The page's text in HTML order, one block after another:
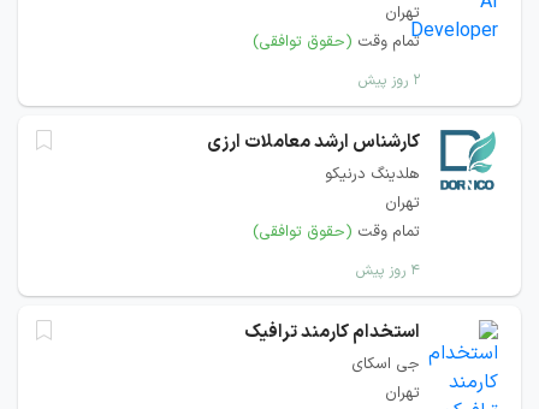
تهران
تمام وقت (حقوق توافقی)
۲ روز پیش
کارشناس ارشد معاملات ارزی
هلدینگ درنیکو
تهران
تمام وقت (حقوق توافقی)
۴ روز پیش
استخدام کارمند ترافیک
جی اسکای
تهران